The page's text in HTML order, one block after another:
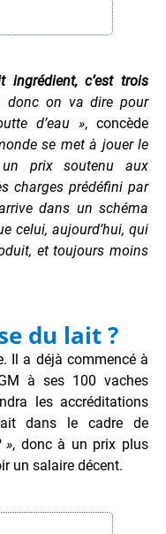
c’est trois
donc on va dire pour
d’eau », concède
se met à jouer le
prix soutenu aux
charges prédéfini par
dans un schéma
celui, aujourd’hui, qui
et toujours moins
du lait ?
Il a déjà commencé à
à ses 100 vaches
les accréditations
dans le cadre de
», donc à un prix plus
un salaire décent.